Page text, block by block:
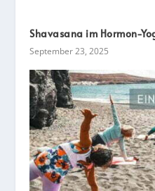
Shavasana im Hormon-
September 23, 2025